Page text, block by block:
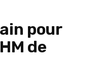
pour
de